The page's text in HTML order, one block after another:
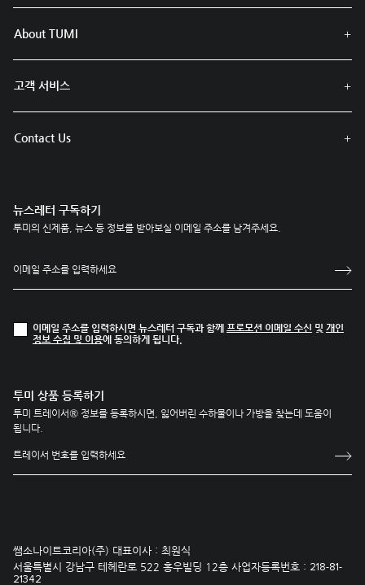
About TUMI
고객 서비스
Contact Us
뉴스레터 구독하기
투미의 신제품, 뉴스 등 정보를 받아보실 이메일 주소를 남겨주세요.
이메일 주소를 입력하시면 뉴스레터 구독과 함께 프로모션 이메일 수신 및 개인
정보 수집 및 이용에 동의하게 됩니다.
투미 상품 등록하기
투미 트레이서® 정보를 등록하시면, 잃어버린 수하물이나 가방을 찾는데 도움이
됩니다.
쌤소나이트코리아(주) 대표이사 : 최원식
서울특별시 강남구 테헤란로 522 홍우빌딩 12층 사업자등록번호 : 218-81-
21342